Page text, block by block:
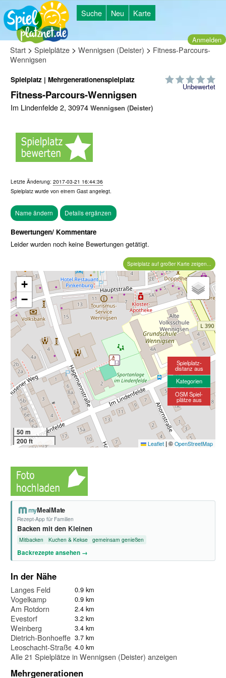
Suche Neu Karte
Anmelden
Start > Spielplätze > Wennigsen (Deister) > Fitness-Parcours-
Wennigsen
Unbewertet
Spielplatz | Mehrgenerationenspielplatz
Fitness-Parcours-Wennigsen
Im Lindenfelde 2, 30974 Wennigsen (Deister)
Letzte Änderung: 2017-03-21 16:44:36
Spielplatz wurde von einem Gast angelegt.
Bewertungen/ Kommentare
Leider wurden noch keine Bewertungen getätigt.
Spielplatz auf großer Karte zeigen...
+
−
50 m
200 ft
Leaflet |© OpenStreetMap
Spielplatz-
distanz aus
Kategorien
OSM Spiel-
plätze aus
myMealMate
Rezept-App für Familien
Backen mit den Kleinen
Mitbacken Kuchen & Kekse gemeinsam genießen
Backrezepte ansehen →
In der Nähe
Langes Feld 0.9 km
Vogelkamp 0.9 km
Am Rotdorn 2.4 km
Evestorf 3.2 km
Weinberg 3.4 km
Dietrich-Bonhoeffer-Haus
3.7 km
Leoschacht-Straße 4.0 km
Alle 21 Spielplätze in Wennigsen (Deister) anzeigen
Mehrgenerationen